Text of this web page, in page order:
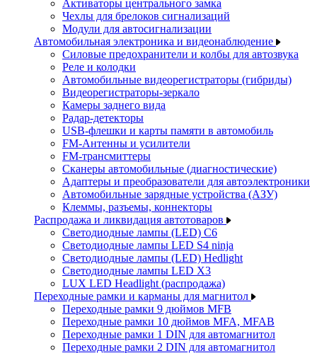
Активаторы центрального замка
Чехлы для брелоков сигнализаций
Модули для автосигнализации
Автомобильная электроника и видеонаблюдение
Силовые предохранители и колбы для автозвука
Реле и колодки
Автомобильные видеорегистраторы (гибриды)
Видеорегистраторы-зеркало
Камеры заднего вида
Радар-детекторы
USB-флешки и карты памяти в автомобиль
FM-Антенны и усилители
FM-трансмиттеры
Сканеры автомобильные (диагностические)
Адаптеры и преобразователи для автоэлектроники
Автомобильные зарядные устройства (АЗУ)
Клеммы, разъемы, коннекторы
Распродажа и ликвидация автотоваров
Светодиодные лампы (LED) C6
Светодиодные лампы LED S4 ninja
Светодиодные лампы (LED) Hedlight
Светодиодные лампы LED X3
LUX LED Headlight (распродажа)
Переходные рамки и карманы для магнитол
Переходные рамки 9 дюймов MFB
Переходные рамки 10 дюймов MFA, MFAB
Переходные рамки 1 DIN для автомагнитол
Переходные рамки 2 DIN для автомагнитол